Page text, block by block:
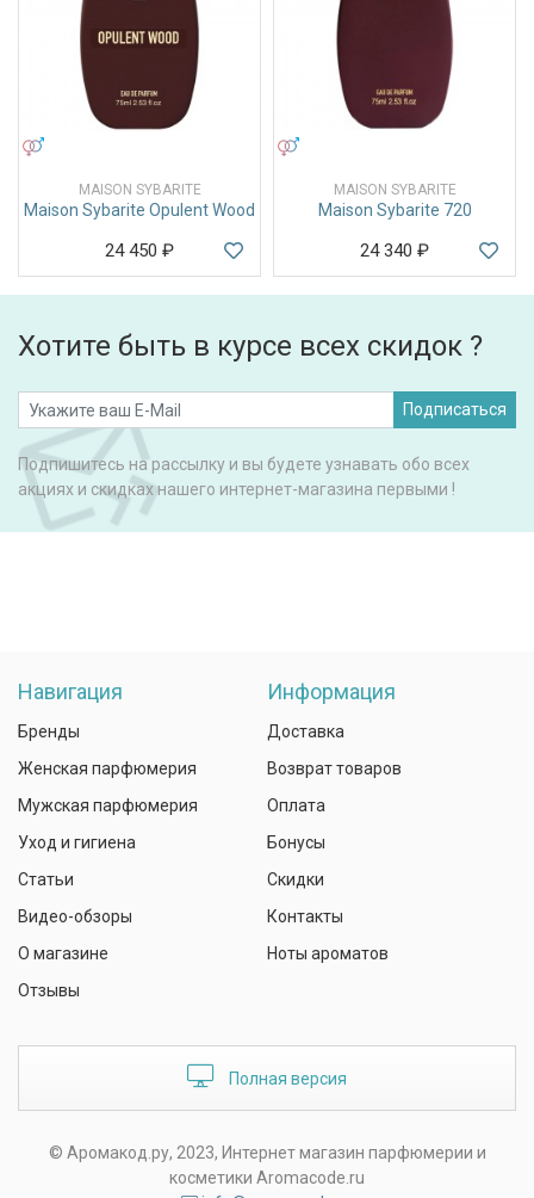
MAISON SYBARITE
Maison Sybarite Opulent Wood
24 450 ₽
MAISON SYBARITE
Maison Sybarite 720
24 340 ₽
Хотите быть в курсе всех скидок ?
Подписаться
Подпишитесь на рассылку и вы будете узнавать обо всех
акциях и скидках нашего интернет-магазина первыми !
Навигация
Бренды
Женская парфюмерия
Мужская парфюмерия
Уход и гигиена
Статьи
Видео-обзоры
О магазине
Отзывы
Информация
Доставка
Возврат товаров
Оплата
Бонусы
Скидки
Контакты
Ноты ароматов
Полная версия
© Аромакод.ру, 2023, Интернет магазин парфюмерии и
косметики Aromacode.ru